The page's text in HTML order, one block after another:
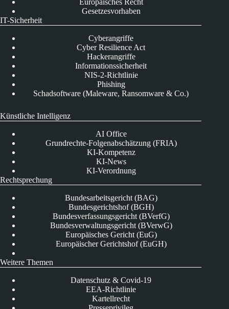
Europäisches Recht
Gesetzesvorhaben
IT-Sicherheit
Cyberangriffe
Cyber Resilience Act
Hackerangriffe
Informationssicherheit
NIS-2-Richtlinie
Phishing
Schadsoftware (Maleware, Ransomware & Co.)
Künstliche Intelligenz
AI Office
Grundrechte-Folgenabschätzung (FRIA)
KI-Kompetenz
KI-News
KI-Verordnung
Rechtsprechung
Bundesarbeitsgericht (BAG)
Bundesgerichtshof (BGH)
Bundesverfassungsgericht (BVerfG)
Bundesverwaltungsgericht (BVerwG)
Europäisches Gericht (EuG)
Europäischer Gerichtshof (EuGH)
Weitere Themen
Datenschutz & Covid-19
EEA-Richtlinie
Kartellrecht